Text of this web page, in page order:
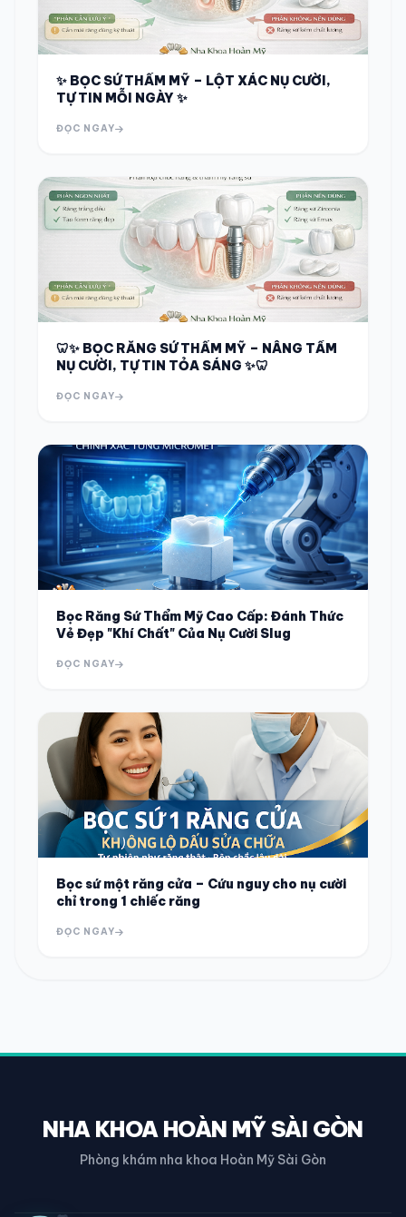
✨ BỌC SỨ THẨM MỸ – LỘT XÁC NỤ CƯỜI,
TỰ TIN MỖI NGÀY ✨
ĐỌC NGAY
🦷✨ BỌC RĂNG SỨ THẨM MỸ – NÂNG TẦM
NỤ CƯỜI, TỰ TIN TỎA SÁNG ✨🦷
ĐỌC NGAY
Bọc Răng Sứ Thẩm Mỹ Cao Cấp: Đánh Thức
Vẻ Đẹp "Khí Chất" Của Nụ Cười Slug
ĐỌC NGAY
Bọc sứ một răng cửa – Cứu nguy cho nụ cười
chỉ trong 1 chiếc răng
ĐỌC NGAY
NHA KHOA HOÀN MỸ SÀI GÒN
Phòng khám nha khoa Hoàn Mỹ Sài Gòn